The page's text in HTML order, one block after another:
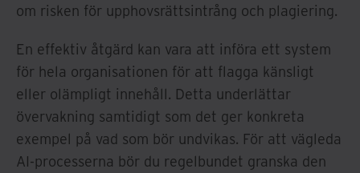
om risken för upphovsrättsintrång och plagiering.
En effektiv åtgärd kan vara att införa ett system
för hela organisationen för att flagga känsligt
eller olämpligt innehåll. Detta underlättar
övervakning samtidigt som det ger konkreta
exempel på vad som bör undvikas. För att vägleda
AI-processerna bör du regelbundet granska den